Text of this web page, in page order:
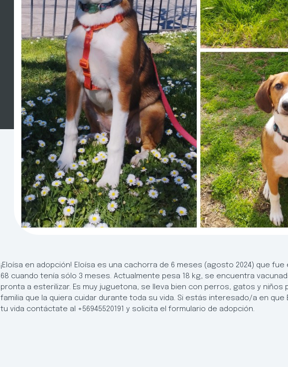
¡Eloísa en adopción! Eloísa es una cachorra de 6 meses (agosto 2024) que
68 cuando tenía sólo 3 meses. Actualmente pesa 18 kg, se encuentra
pronta a esterilizar. Es muy juguetona, se lleva bien con perros, gatos y niños
familia que la quiera cuidar durante toda su vida. Si estás interesado/a en que
tu vida contáctate al +56945520191 y solicita el formulario de adopción.